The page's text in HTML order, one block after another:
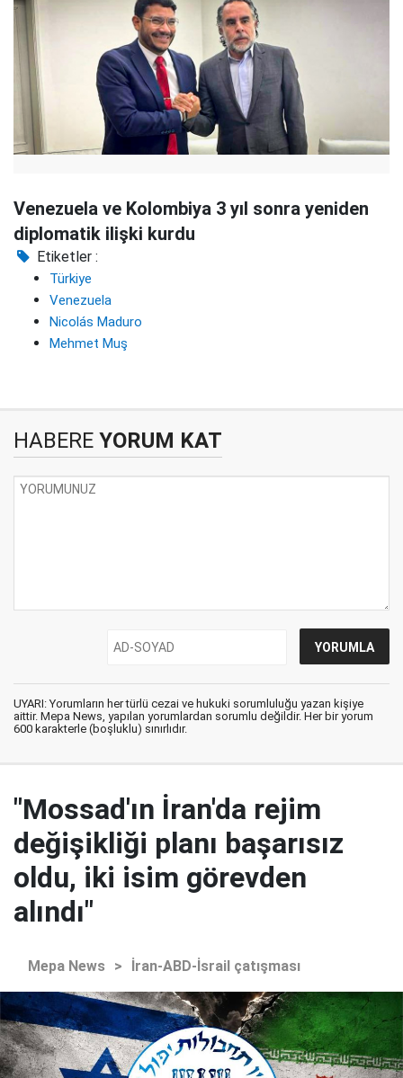
Venezuela ve Kolombiya 3 yıl sonra yeniden
diplomatik ilişki kurdu
Etiketler :
Türkiye
Venezuela
Nicolás Maduro
Mehmet Muş
HABERE YORUM KAT
UYARI: Yorumların her türlü cezai ve hukuki sorumluluğu yazan kişiye
aittir. Mepa News, yapılan yorumlardan sorumlu değildir. Her bir yorum
600 karakterle (boşluklu) sınırlıdır.
"Mossad'ın İran'da rejim
değişikliği planı başarısız
oldu, iki isim görevden
alındı"
Mepa News > İran-ABD-İsrail çatışması